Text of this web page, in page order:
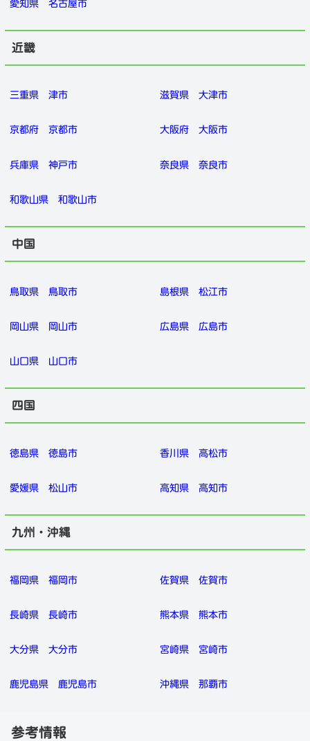
愛知県 名古屋市
近畿
三重県 津市 滋賀県 大津市
京都府 京都市 大阪府 大阪市
兵庫県 神戸市 奈良県 奈良市
和歌山県 和歌山市
中国
鳥取県 鳥取市 島根県 松江市
岡山県 岡山市 広島県 広島市
山口県 山口市
四国
徳島県 徳島市 香川県 高松市
愛媛県 松山市 高知県 高知市
九州・沖縄
福岡県 福岡市 佐賀県 佐賀市
長崎県 長崎市 熊本県 熊本市
大分県 大分市 宮崎県 宮崎市
鹿児島県 鹿児島市 沖縄県 那覇市
参考情報